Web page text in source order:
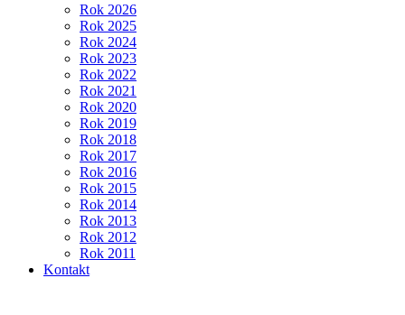
Rok 2026
Rok 2025
Rok 2024
Rok 2023
Rok 2022
Rok 2021
Rok 2020
Rok 2019
Rok 2018
Rok 2017
Rok 2016
Rok 2015
Rok 2014
Rok 2013
Rok 2012
Rok 2011
Kontakt